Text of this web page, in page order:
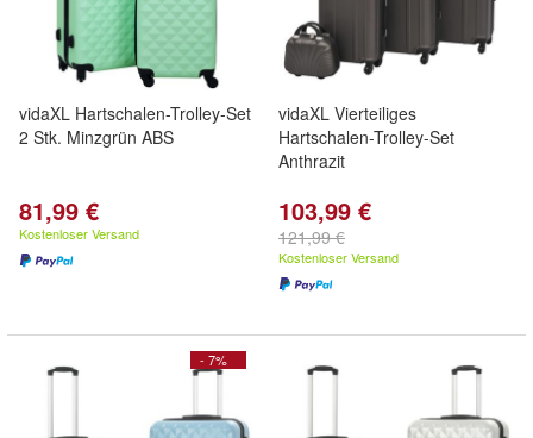
vidaXL Hartschalen-Trolley-Set
2 Stk. Minzgrün ABS
81,99 €
Kostenloser Versand
vidaXL Vierteiliges
Hartschalen-Trolley-Set
Anthrazit
103,99 €
121,99 €
Kostenloser Versand
- 7%